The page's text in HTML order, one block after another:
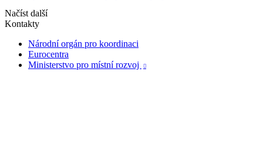
Načíst další
Kontakty
Národní orgán pro koordinaci
Eurocentra
Ministerstvo pro místní rozvoj
